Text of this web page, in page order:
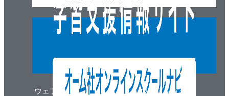
ウェブマガジン ウェブショップ